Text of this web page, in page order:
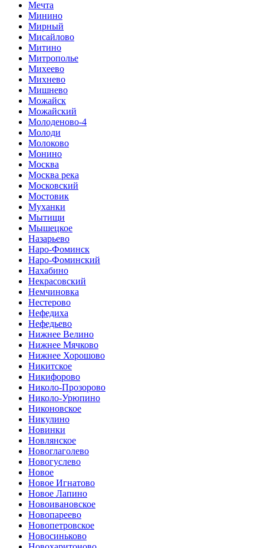
Мечта
Минино
Мирный
Мисайлово
Митино
Митрополье
Михеево
Михнево
Мишнево
Можайск
Можайский
Молоденово-4
Молоди
Молоково
Монино
Москва
Москва река
Московский
Мостовик
Муханки
Мытищи
Мышецкое
Назарьево
Наро-Фоминск
Наро-Фоминский
Нахабино
Некрасовский
Немчиновка
Нестерово
Нефедиха
Нефедьево
Нижнее Велино
Нижнее Мячково
Нижнее Хорошово
Никитское
Никифорово
Николо-Прозорово
Николо-Урюпино
Никоновское
Никулино
Новинки
Новлянское
Новоглаголево
Новогуслево
Новое
Новое Игнатово
Новое Лапино
Новоивановское
Новопареево
Новопетровское
Новосиньково